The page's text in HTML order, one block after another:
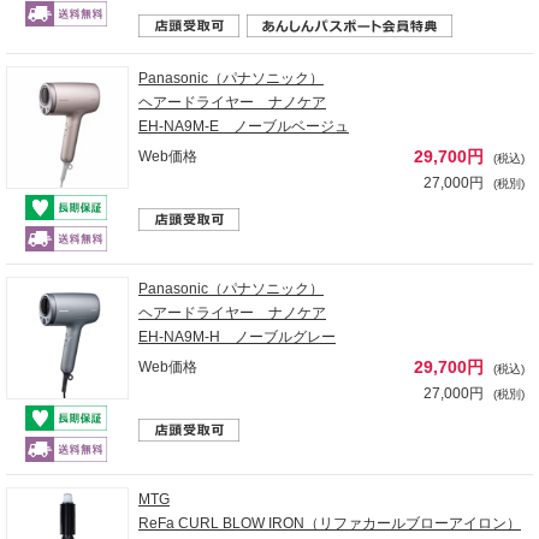
Panasonic（パナソニック）
ヘアードライヤー ナノケア
EH-NA9M-E ノーブルベージュ
Web価格
29,700円 (税込)
27,000円 (税別)
Panasonic（パナソニック）
ヘアードライヤー ナノケア
EH-NA9M-H ノーブルグレー
Web価格
29,700円 (税込)
27,000円 (税別)
MTG
ReFa CURL BLOW IRON（リファカールブローアイロン）